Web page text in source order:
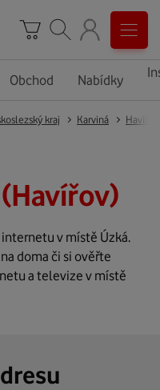
Obchod Nabídky
kraj Karviná Havířov
v místě Úzká.
doma či si ověřte
a televize v místě